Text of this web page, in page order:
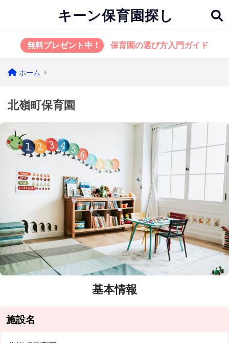
キーン保育園探し
無料プレゼント中！ 保育園の選び方入門ガイド
ホーム
北嶺町保育園
基本情報
施設名